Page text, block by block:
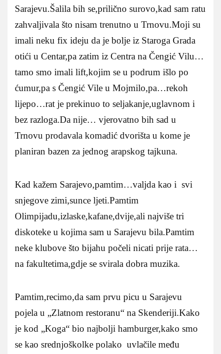
Sarajevu.Šalila bih se,prilično surovo,kad sam ratu
zahvaljivala što nisam trenutno u Trnovu.Moji su
imali neku fix ideju da je bolje iz Staroga Grada
otići u Centar,pa zatim iz Centra na Čengić Vilu…
tamo smo imali lift,kojim se u podrum išlo po
ćumur,pa s Čengić Vile u Mojmilo,pa…rekoh
lijepo…rat je prekinuo to seljakanje,uglavnom i
bez razloga.Da nije… vjerovatno bih sad u
Trnovu prodavala komadić dvorišta u kome je
planiran bazen za jednog arapskog tajkuna.
Kad kažem Sarajevo,pamtim…valjda kao i svi
snjegove zimi,sunce ljeti.Pamtim
Olimpijadu,izlaske,kafane,dvije,ali najviše tri
diskoteke u kojima sam u Sarajevu bila.Pamtim
neke klubove što bijahu počeli nicati prije rata…
na fakultetima,gdje se svirala dobra muzika.
Pamtim,recimo,da sam prvu picu u Sarajevu
pojela u „Zlatnom restoranu“ na Skenderiji.Kako
je kod „Koga“ bio najbolji hamburger,kako smo
se kao srednjoškolke polako uvlačile među